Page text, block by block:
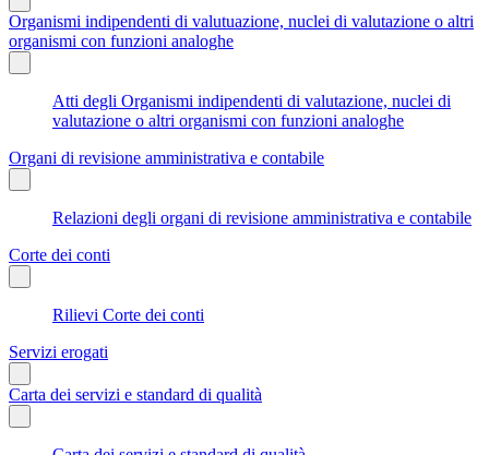
Organismi indipendenti di valutuazione, nuclei di valutazione o altri
organismi con funzioni analoghe
Atti degli Organismi indipendenti di valutazione, nuclei di
valutazione o altri organismi con funzioni analoghe
Organi di revisione amministrativa e contabile
Relazioni degli organi di revisione amministrativa e contabile
Corte dei conti
Rilievi Corte dei conti
Servizi erogati
Carta dei servizi e standard di qualità